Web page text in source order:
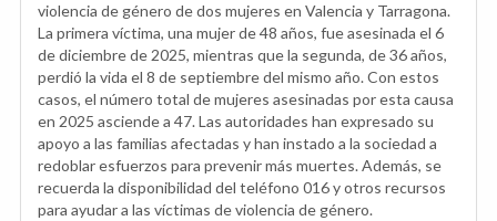
violencia de género de dos mujeres en Valencia y Tarragona.
La primera víctima, una mujer de 48 años, fue asesinada el 6
de diciembre de 2025, mientras que la segunda, de 36 años,
perdió la vida el 8 de septiembre del mismo año. Con estos
casos, el número total de mujeres asesinadas por esta causa
en 2025 asciende a 47. Las autoridades han expresado su
apoyo a las familias afectadas y han instado a la sociedad a
redoblar esfuerzos para prevenir más muertes. Además, se
recuerda la disponibilidad del teléfono 016 y otros recursos
para ayudar a las víctimas de violencia de género.